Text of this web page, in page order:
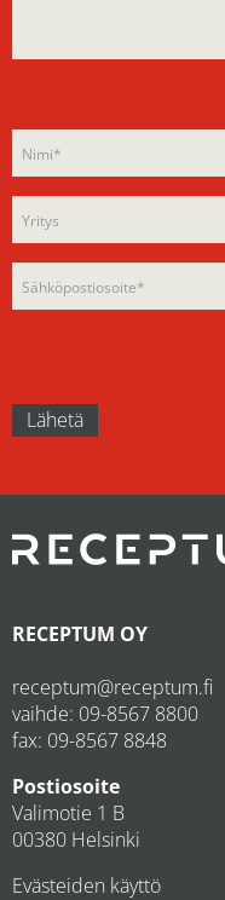
leave
this
empty.
leave
this
field
empty.
RECEPTUM OY
receptum@receptum.fi
vaihde: 09-8567 8800
fax: 09-8567 8848
Postiosoite
Valimotie 1 B
00380 Helsinki
Evästeiden käyttö